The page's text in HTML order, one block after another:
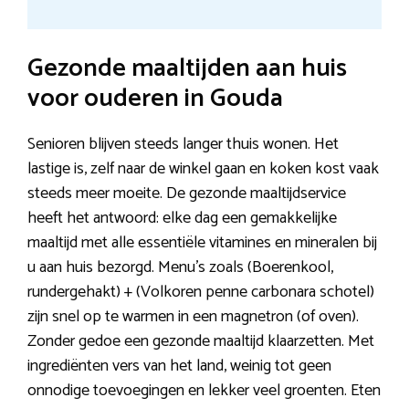
Gezonde maaltijden aan huis
voor ouderen in Gouda
Senioren blijven steeds langer thuis wonen. Het
lastige is, zelf naar de winkel gaan en koken kost vaak
steeds meer moeite. De gezonde maaltijdservice
heeft het antwoord: elke dag een gemakkelijke
maaltijd met alle essentiële vitamines en mineralen bij
u aan huis bezorgd. Menu’s zoals (Boerenkool,
rundergehakt) + (Volkoren penne carbonara schotel)
zijn snel op te warmen in een magnetron (of oven).
Zonder gedoe een gezonde maaltijd klaarzetten. Met
ingrediënten vers van het land, weinig tot geen
onnodige toevoegingen en lekker veel groenten. Eten